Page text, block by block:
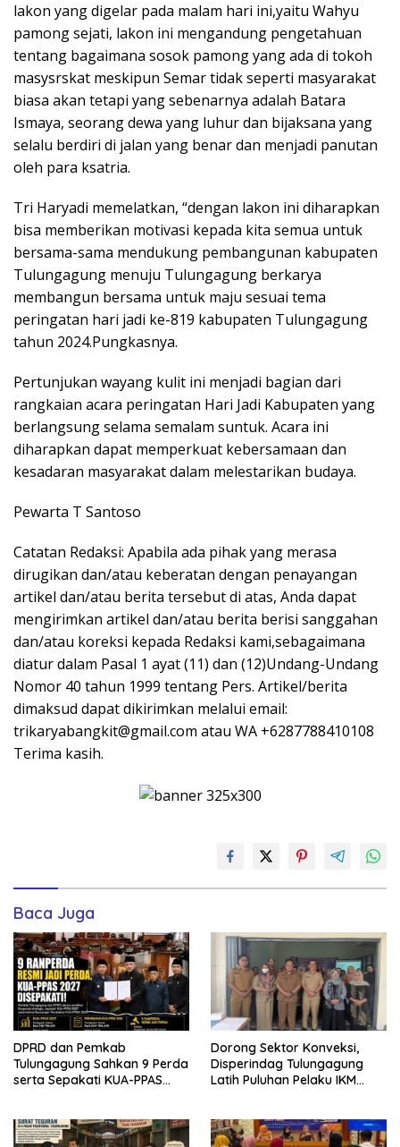
lakon yang digelar pada malam hari ini,yaitu Wahyu
pamong sejati, lakon ini mengandung pengetahuan
tentang bagaimana sosok pamong yang ada di tokoh
masysrskat meskipun Semar tidak seperti masyarakat
biasa akan tetapi yang sebenarnya adalah Batara
Ismaya, seorang dewa yang luhur dan bijaksana yang
selalu berdiri di jalan yang benar dan menjadi panutan
oleh para ksatria.
Tri Haryadi memelatkan, “dengan lakon ini diharapkan
bisa memberikan motivasi kepada kita semua untuk
bersama-sama mendukung pembangunan kabupaten
Tulungagung menuju Tulungagung berkarya
membangun bersama untuk maju sesuai tema
peringatan hari jadi ke-819 kabupaten Tulungagung
tahun 2024.Pungkasnya.
Pertunjukan wayang kulit ini menjadi bagian dari
rangkaian acara peringatan Hari Jadi Kabupaten yang
berlangsung selama semalam suntuk. Acara ini
diharapkan dapat memperkuat kebersamaan dan
kesadaran masyarakat dalam melestarikan budaya.
Pewarta T Santoso
Catatan Redaksi: Apabila ada pihak yang merasa
dirugikan dan/atau keberatan dengan penayangan
artikel dan/atau berita tersebut di atas, Anda dapat
mengirimkan artikel dan/atau berita berisi sanggahan
dan/atau koreksi kepada Redaksi kami,sebagaimana
diatur dalam Pasal 1 ayat (11) dan (12)Undang-Undang
Nomor 40 tahun 1999 tentang Pers. Artikel/berita
dimaksud dapat dikirimkan melalui email:
trikaryabangkit@gmail.com atau WA +6287788410108
Terima kasih.
Baca Juga
DPRD dan Pemkab
Tulungagung Sahkan 9 Perda
serta Sepakati KUA-PPAS
Dorong Sektor Konveksi,
Disperindag Tulungagung
Latih Puluhan Pelaku IKM